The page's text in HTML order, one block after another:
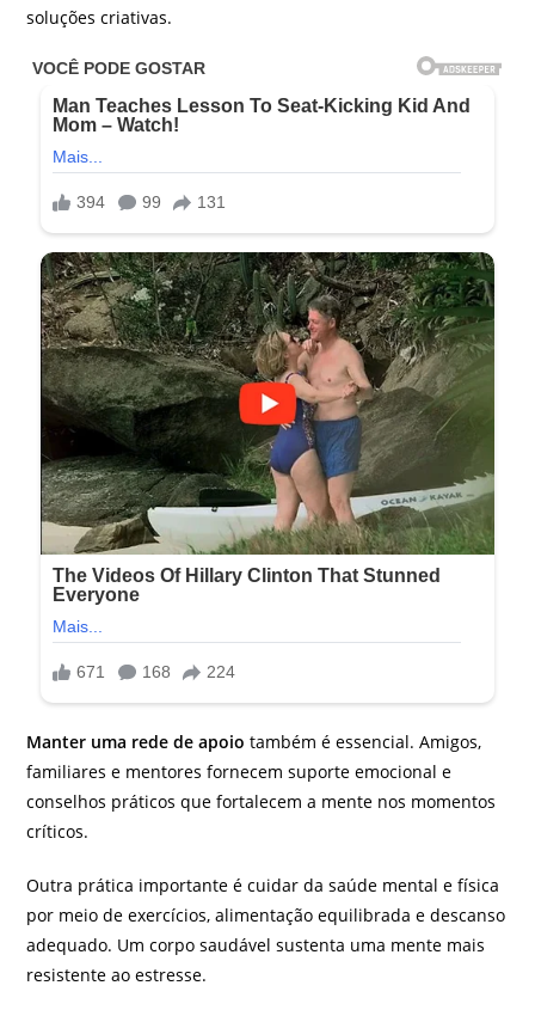
soluções criativas.
Manter uma rede de apoio também é essencial. Amigos,
familiares e mentores fornecem suporte emocional e
conselhos práticos que fortalecem a mente nos momentos
críticos.
Outra prática importante é cuidar da saúde mental e física
por meio de exercícios, alimentação equilibrada e descanso
adequado. Um corpo saudável sustenta uma mente mais
resistente ao estresse.